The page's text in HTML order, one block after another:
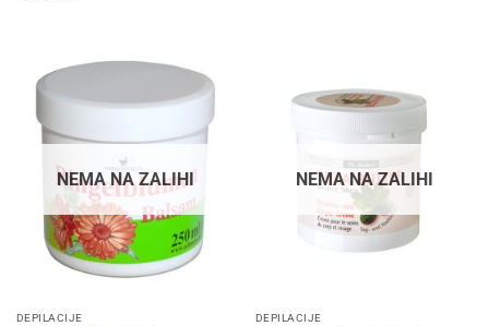
NEMA NA ZALIHI
DEPILACIJE
NEMA NA ZALIHI
DEPILACIJE